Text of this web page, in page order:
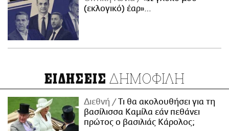
(εκλογικό) έαρ»…
ΕΙΔΗΣΕΙΣ ΔΗΜΟΦΙΛΗ
Διεθνή
Τι θα ακολουθήσει για τη
βασίλισσα Καμίλα εάν πεθάνει
πρώτος ο βασιλιάς Κάρολος;